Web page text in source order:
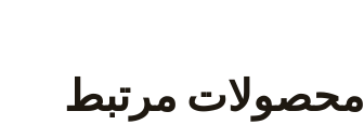
محصولات مرتبط